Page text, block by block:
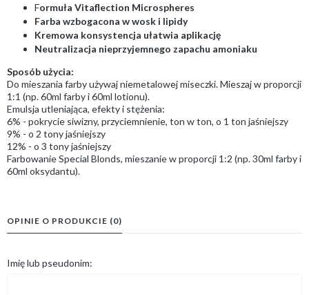
Formuła Vitaflection Microspheres
Farba wzbogacona w wosk i lipidy
Kremowa konsystencja ułatwia aplikację
Neutralizacja nieprzyjemnego zapachu amoniaku
Sposób użycia:
Do mieszania farby używaj niemetalowej miseczki. Mieszaj w proporcji
1:1 (np. 60ml farby i 60ml lotionu).
Emulsja utleniająca, efekty i stężenia:
6% - pokrycie siwizny, przyciemnienie, ton w ton, o 1 ton jaśniejszy
9% - o 2 tony jaśniejszy
12% - o 3 tony jaśniejszy
Farbowanie Special Blonds, mieszanie w proporcji 1:2 (np. 30ml farby i
60ml oksydantu).
OPINIE O PRODUKCIE (0)
Imię lub pseudonim: